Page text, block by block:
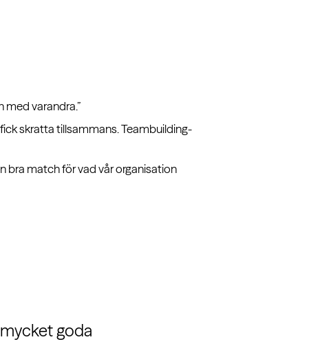
varandra.”
skratta tillsammans. Teambuilding-
bra match för vad vår organisation
goda